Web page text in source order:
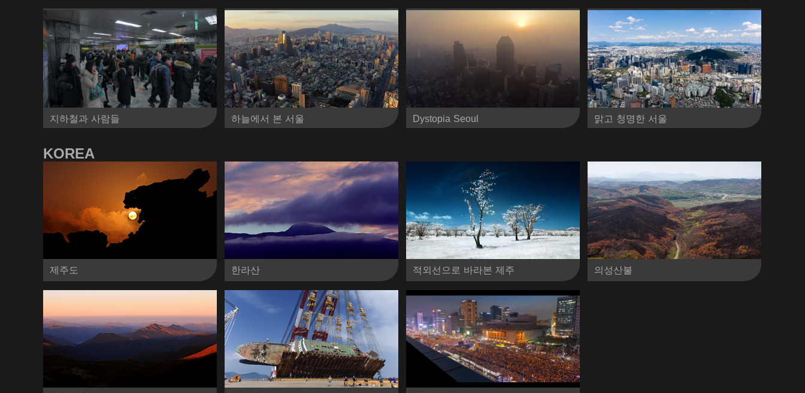
지하철과 사람들 하늘에서 본 서울 Dystopia Seoul 맑고 청명한 서울
KOREA
제주도 한라산 적외선으로 바라본 제주 의성산불